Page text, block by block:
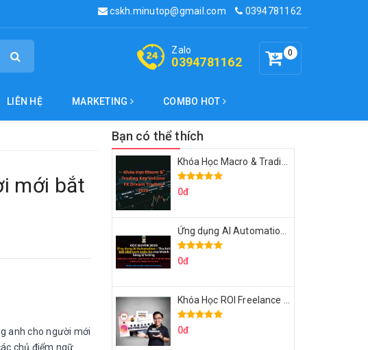
cskh.minutop@gmail.com 0394781162
0
Zalo
0394781162
LIÊN HỆ MARKETING COMBO HOT
mới bắt
anh cho người mới
chủ điểm ngữ
Bạn có thể thích
0đ
0đ
0đ